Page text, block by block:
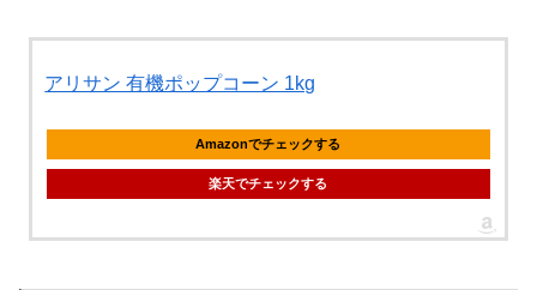
アリサン 有機ポップコーン 1kg
Amazonでチェックする
楽天でチェックする